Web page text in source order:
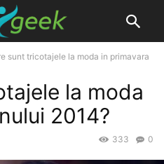
sunt tricotajele la moda in primavara
la moda
2014?
0
333